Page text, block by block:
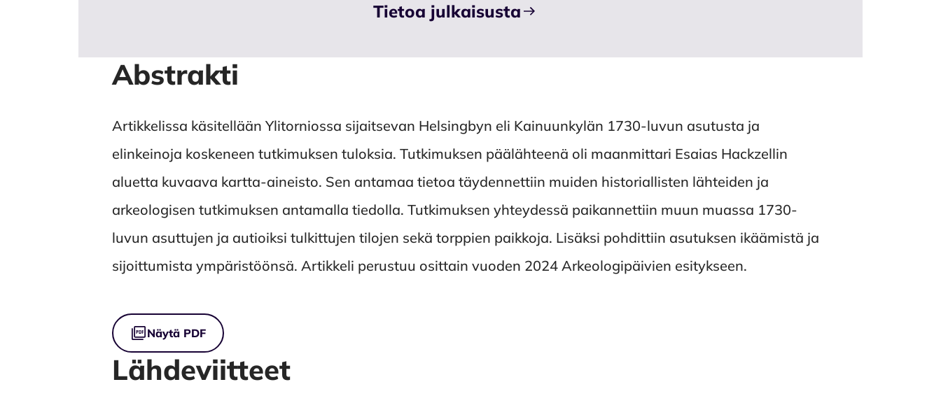
Tietoa julkaisusta
Abstrakti
Artikkelissa käsitellään Ylitorniossa sijaitsevan Helsingbyn eli Kainuunkylän 1730-luvun asutusta ja
elinkeinoja koskeneen tutkimuksen tuloksia. Tutkimuksen päälähteenä oli maanmittari Esaias Hackzellin
aluetta kuvaava kartta-aineisto. Sen antamaa tietoa täydennettiin muiden historiallisten lähteiden ja
arkeologisen tutkimuksen antamalla tiedolla. Tutkimuksen yhteydessä paikannettiin muun muassa 1730-
luvun asuttujen ja autioiksi tulkittujen tilojen sekä torppien paikkoja. Lisäksi pohdittiin asutuksen ikäämistä ja
sijoittumista ympäristöönsä. Artikkeli perustuu osittain vuoden 2024 Arkeologipäivien esitykseen.
Tiedostot
Näytä PDF
Lähdeviitteet